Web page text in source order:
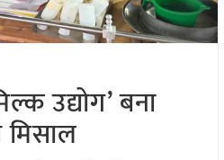
उद्योग’ बना
मिसाल